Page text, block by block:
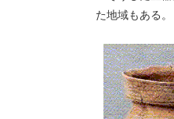
た地域もある。